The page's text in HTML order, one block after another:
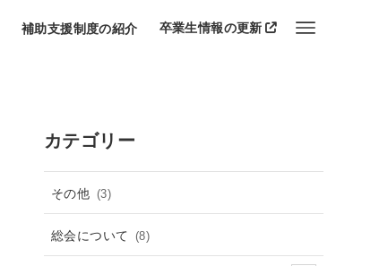
補助支援制度の紹介 卒業生情報の更新
カテゴリー
その他 (3)
総会について (8)